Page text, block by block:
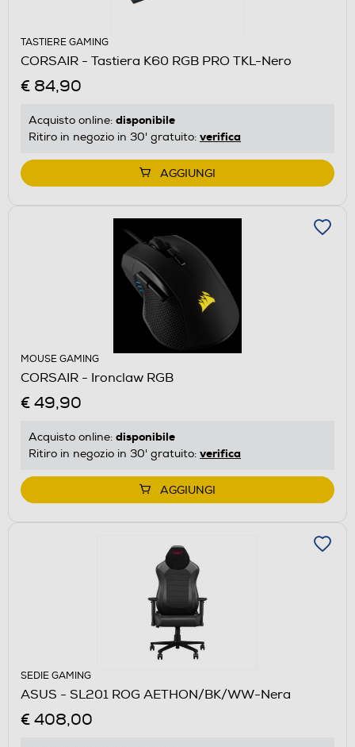
TASTIERE GAMING
CORSAIR - Tastiera K60 RGB PRO TKL-Nero
€ 84,90
Acquisto online: disponibile
Ritiro in negozio in 30' gratuito: verifica
AGGIUNGI
MOUSE GAMING
CORSAIR - Ironclaw RGB
€ 49,90
Acquisto online: disponibile
Ritiro in negozio in 30' gratuito: verifica
AGGIUNGI
SEDIE GAMING
ASUS - SL201 ROG AETHON/BK/WW-Nera
€ 408,00